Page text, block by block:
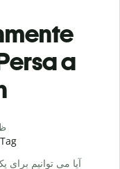
a
آیا می توانیم